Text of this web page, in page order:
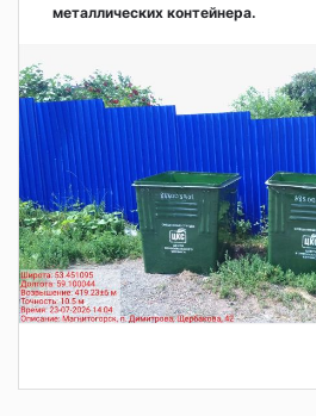
металлических контейнера.